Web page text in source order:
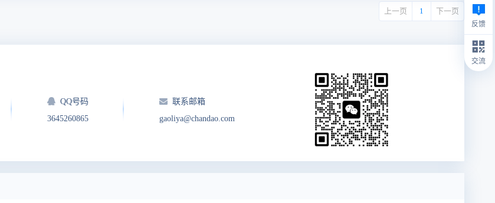
上一页 1 下一页
QQ号码
3645260865
联系邮箱
gaoliya@chandao.com
反馈
交流